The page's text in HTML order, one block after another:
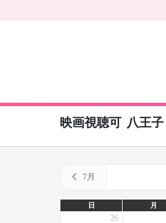
映画視聴可 八王子
7月
日 月
26